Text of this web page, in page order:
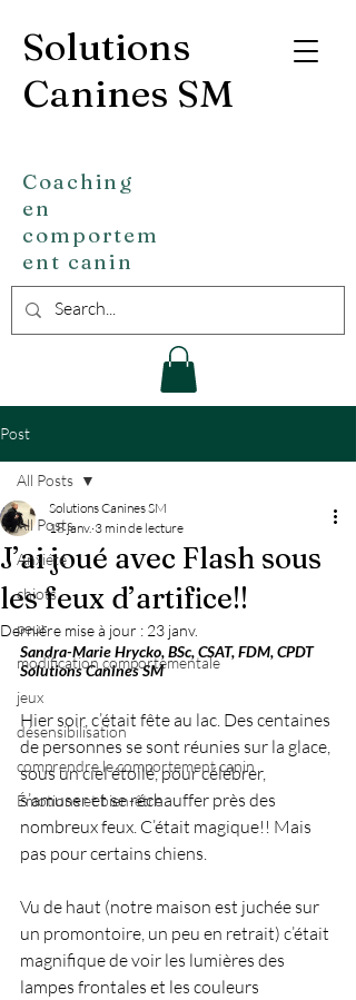
Solutions
Canines SM
Coaching
en
comportem
ent canin
Post
All Posts
Anxiété
chiots
peur
modification comportementale
jeux
désensibilisation
comprendre le comportement canin
Émotions et bien-être
All Posts
J’ai joué avec Flash sous
les feux d’artifice!!
Solutions Canines SM
18 janv. 3 min de lecture
Dernière mise à jour : 23 janv.
Sandra-Marie Hrycko, BSc, CSAT, FDM, CPDT
Solutions Canines SM
Hier soir, c’était fête au lac. Des centaines
de personnes se sont réunies sur la glace,
sous un ciel étoilé, pour célébrer,
s’amuser et se réchauffer près des
nombreux feux. C’était magique!! Mais
pas pour certains chiens.
Vu de haut (notre maison est juchée sur
un promontoire, un peu en retrait) c’était
magnifique de voir les lumières des
lampes frontales et les couleurs